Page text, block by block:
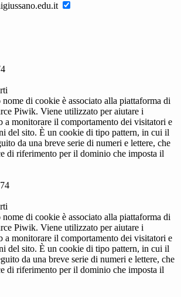
nome di cookie è associato alla piattaforma di
Piwik. Viene utilizzato per aiutare i
a monitorare il comportamento dei visitatori e
del sito. È un cookie di tipo pattern, in cui il
da una breve serie di numeri e lettere, che
di riferimento per il dominio che imposta il
nome di cookie è associato alla piattaforma di
Piwik. Viene utilizzato per aiutare i
a monitorare il comportamento dei visitatori e
del sito. È un cookie di tipo pattern, in cui il
da una breve serie di numeri e lettere, che
di riferimento per il dominio che imposta il